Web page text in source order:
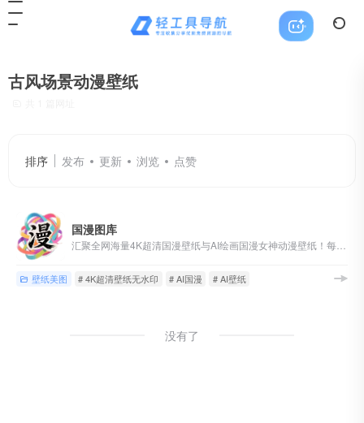
古风场景动漫壁纸
排序 发布 更新 浏览 点赞
国漫图库
壁纸美图 # 4K超清壁纸无水印 # AI国漫 # AI壁纸
没有了